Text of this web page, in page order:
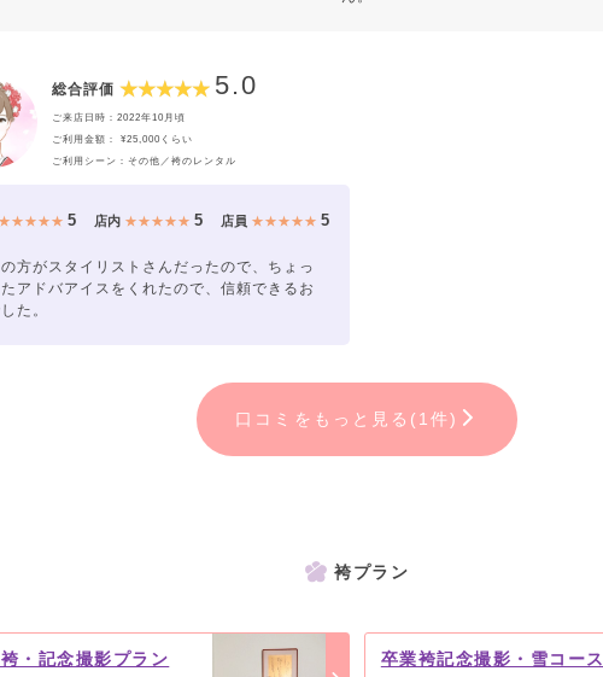
総合評価 5.0
ご来店日時：2022年10月頃
ご利用金額： ¥25,000くらい
ご利用シーン：その他／袴のレンタル
★★★★★5 店内 ★★★★★ 5 店員 ★★★★★ 5
方がスタイリストさんだったので、ちょっ
たアドバアイスをくれたので、信頼できるお
た。
口コミをもっと見る(1件)
袴プラン
・記念撮影プラン 卒業袴記念撮影・雪コース